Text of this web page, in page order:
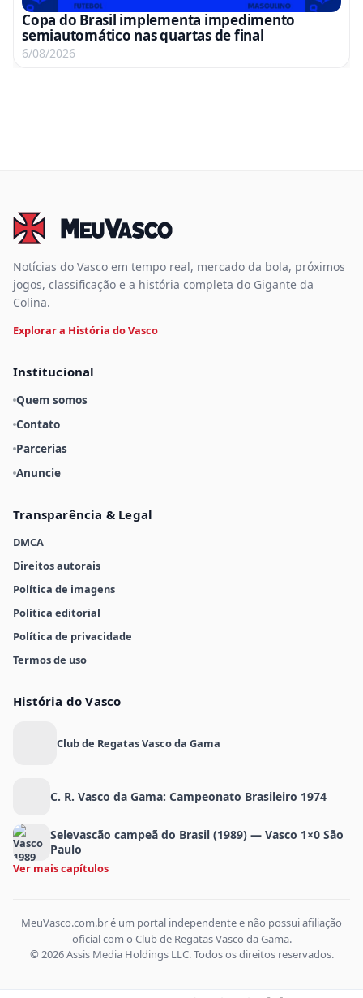
Copa do Brasil implementa impedimento
semiautomático nas quartas de final
6/08/2026
Notícias do Vasco em tempo real, mercado da bola, próximos
jogos, classificação e a história completa do Gigante da
Colina.
Explorar a História do Vasco
Institucional
Quem somos
Contato
Parcerias
Anuncie
Transparência & Legal
DMCA
Direitos autorais
Política de imagens
Política editorial
Política de privacidade
Termos de uso
História do Vasco
Club de Regatas Vasco da Gama
C. R. Vasco da Gama: Campeonato Brasileiro 1974
Selevascão campeã do Brasil (1989) — Vasco 1×0 São
Paulo
Ver mais capítulos
MeuVasco.com.br é um portal independente e não possui afiliação
oficial com o Club de Regatas Vasco da Gama.
© 2026 Assis Media Holdings LLC. Todos os direitos reservados.